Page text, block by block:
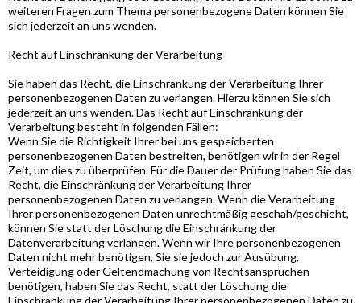
weiteren Fragen zum Thema personenbezogene Daten können Sie
sich jederzeit an uns wenden.
Recht auf Einschränkung der Verarbeitung
Sie haben das Recht, die Einschränkung der Verarbeitung Ihrer
personenbezogenen Daten zu verlangen. Hierzu können Sie sich
jederzeit an uns wenden. Das Recht auf Einschränkung der
Verarbeitung besteht in folgenden Fällen:
Wenn Sie die Richtigkeit Ihrer bei uns gespeicherten
personenbezogenen Daten bestreiten, benötigen wir in der Regel
Zeit, um dies zu überprüfen. Für die Dauer der Prüfung haben Sie das
Recht, die Einschränkung der Verarbeitung Ihrer
personenbezogenen Daten zu verlangen. Wenn die Verarbeitung
Ihrer personenbezogenen Daten unrechtmäßig geschah/geschieht,
können Sie statt der Löschung die Einschränkung der
Datenverarbeitung verlangen. Wenn wir Ihre personenbezogenen
Daten nicht mehr benötigen, Sie sie jedoch zur Ausübung,
Verteidigung oder Geltendmachung von Rechtsansprüchen
benötigen, haben Sie das Recht, statt der Löschung die